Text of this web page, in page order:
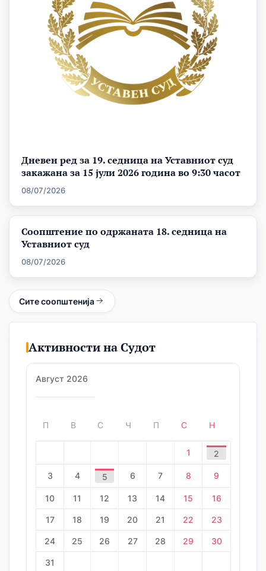
Дневен ред за 19. седница на Уставниот суд
закажана за 15 јули 2026 година во 9:30 часот
08/07/2026
Соопштение по одржаната 18. седница на
Уставниот суд
08/07/2026
Сите соопштенија
Активности на Судот
Август 2026
П В С Ч П С Н
1 2
3 4 5 6 7 8 9
10 11 12 13 14 15 16
17 18 19 20 21 22 23
24 25 26 27 28 29 30
31